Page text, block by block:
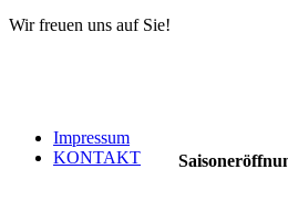
Wir freuen uns auf Sie!
Impressum
KONTAKT